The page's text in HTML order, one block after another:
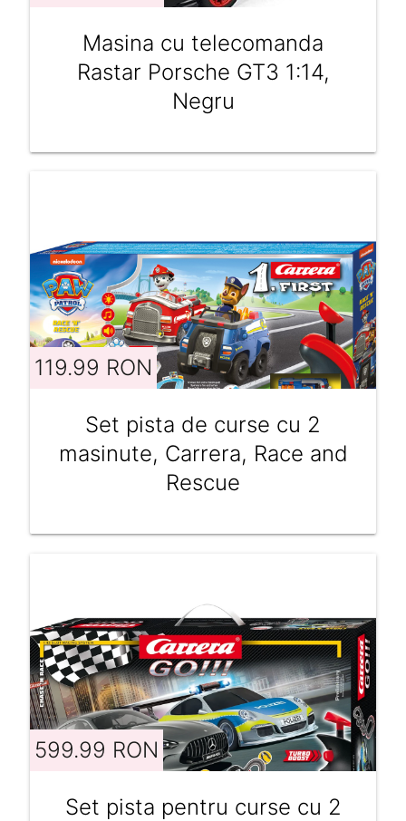
Masina cu telecomanda
Rastar Porsche GT3 1:14,
Negru
119.99 RON
Set pista de curse cu 2
masinute, Carrera, Race and
Rescue
599.99 RON
Set pista pentru curse cu 2